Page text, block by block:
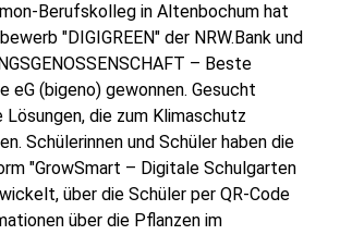
Berufskolleg in Altenbochum hat
"DIGIGREEN" der NRW.Bank und
– Beste
eG (bigeno) gewonnen. Gesucht
die zum Klimaschutz
Schülerinnen und Schüler haben die
"GrowSmart – Digitale Schulgarten
über die Schüler per QR-Code
über die Pflanzen im